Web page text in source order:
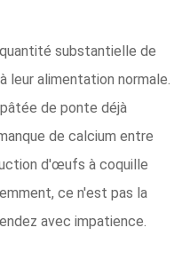
substantielle de
alimentation normale.
de ponte déjà
de calcium entre
d'œufs à coquille
ce n'est pas la
avec impatience.